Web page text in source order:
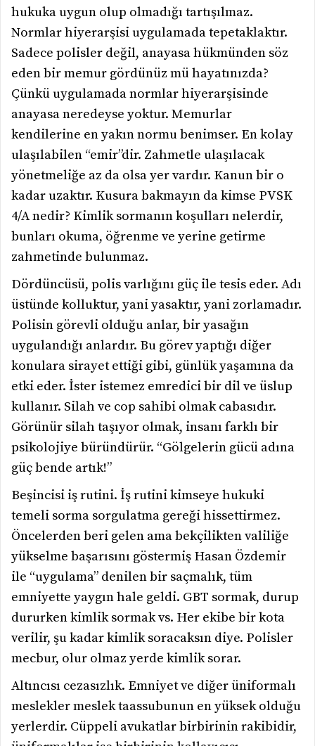
hukuka uygun olup olmadığı tartışılmaz.
Normlar hiyerarşisi uygulamada tepetaklaktır.
Sadece polisler değil, anayasa hükmünden söz
eden bir memur gördünüz mü hayatınızda?
Çünkü uygulamada normlar hiyerarşisinde
anayasa neredeyse yoktur. Memurlar
kendilerine en yakın normu benimser. En kolay
ulaşılabilen “emir”dir. Zahmetle ulaşılacak
yönetmeliğe az da olsa yer vardır. Kanun bir o
kadar uzaktır. Kusura bakmayın da kimse PVSK
4/A nedir? Kimlik sormanın koşulları nelerdir,
bunları okuma, öğrenme ve yerine getirme
zahmetinde bulunmaz.
Dördüncüsü, polis varlığını güç ile tesis eder. Adı
üstünde kolluktur, yani yasaktır, yani zorlamadır.
Polisin görevli olduğu anlar, bir yasağın
uygulandığı anlardır. Bu görev yaptığı diğer
konulara sirayet ettiği gibi, günlük yaşamına da
etki eder. İster istemez emredici bir dil ve üslup
kullanır. Silah ve cop sahibi olmak cabasıdır.
Görünür silah taşıyor olmak, insanı farklı bir
psikolojiye büründürür. “Gölgelerin gücü adına
güç bende artık!”
Beşincisi iş rutini. İş rutini kimseye hukuki
temeli sorma sorgulatma gereği hissettirmez.
Öncelerden beri gelen ama bekçilikten valiliğe
yükselme başarısını göstermiş Hasan Özdemir
ile “uygulama” denilen bir saçmalık, tüm
emniyette yaygın hale geldi. GBT sormak, durup
dururken kimlik sormak vs. Her ekibe bir kota
verilir, şu kadar kimlik soracaksın diye. Polisler
mecbur, olur olmaz yerde kimlik sorar.
Altıncısı cezasızlık. Emniyet ve diğer üniformalı
meslekler meslek taassubunun en yüksek olduğu
yerlerdir. Cüppeli avukatlar birbirinin rakibidir,